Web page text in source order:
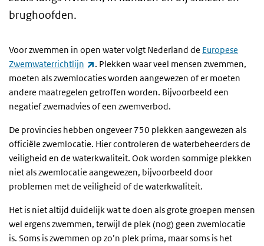
brughoofden.
Voor zwemmen in open water volgt Nederland de Europese
Zwemwaterrichtlijn
(externe link)
. Plekken waar veel mensen zwemmen,
moeten als zwemlocaties worden aangewezen of er moeten
andere maatregelen getroffen worden. Bijvoorbeeld een
negatief zwemadvies of een zwemverbod.
De provincies hebben ongeveer 750 plekken aangewezen als
officiële zwemlocatie. Hier controleren de waterbeheerders de
veiligheid en de waterkwaliteit. Ook worden sommige plekken
niet als zwemlocatie aangewezen, bijvoorbeeld door
problemen met de veiligheid of de waterkwaliteit.
Het is niet altijd duidelijk wat te doen als grote groepen mensen
wel ergens zwemmen, terwijl de plek (nog) geen zwemlocatie
is. Soms is zwemmen op zo’n plek prima, maar soms is het